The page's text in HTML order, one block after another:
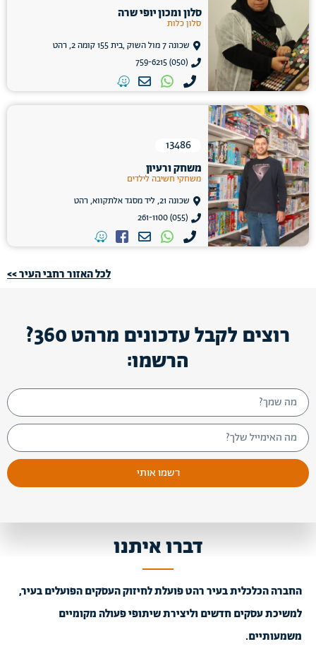
סלון ומכון יופי שרה
סלון כלות
שכונה 7 מול השוק ,בית 155 קומה 2, רהט
(050) 759-6215
13486
משחק ורעיון
משחקי חשיבה לילדים
שכונה 21, ליד מסגד אלתקווא, רהט
(055) 261-1100
לכל האזור רחבי העיר >>
רוצים לקבל עדכונים מרהט 360?
הרשמו:
רשמו אותי
דברו איתנו
החברה הכלכלית בעיר רהט פועלת לחיזוק העסקים הפועלים בעיר,
למשיכת עסקים חדשים וליצירת שיתופי פעולה מקומיים
משמעותיים.